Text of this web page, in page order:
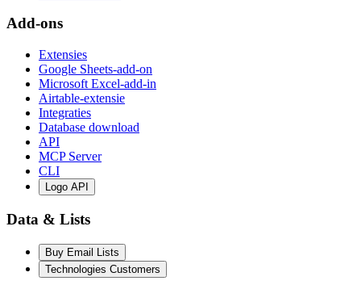
Add-ons
Extensies
Google Sheets-add-on
Microsoft Excel-add-in
Airtable-extensie
Integraties
Database download
API
MCP Server
CLI
Logo API
Data & Lists
Buy Email Lists
Technologies Customers